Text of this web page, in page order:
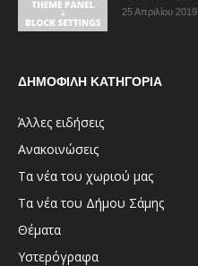
25 Απριλίου 2019
ΔΗΜΟΦΙΛΗ ΚΑΤΗΓΟΡΙΑ
Άλλες ειδήσεις
Ανακοινώσεις
Τα νέα του χωριού μας
Τα νέα του Δήμου Σάμης
Θέματα
Υστερόγραφα